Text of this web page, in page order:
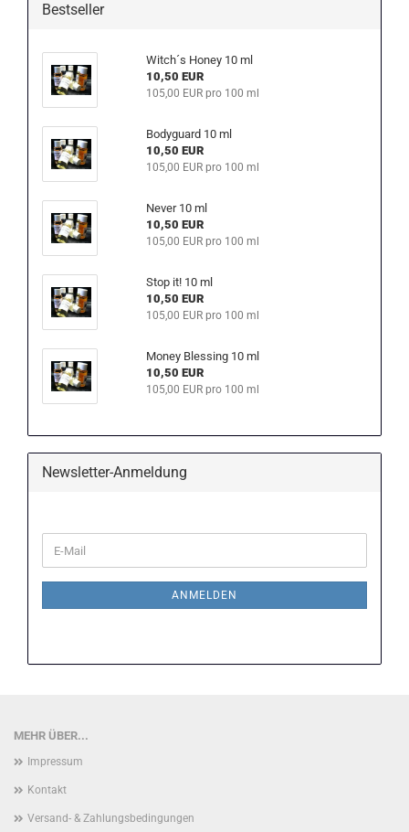
Bestseller
Witch´s Honey 10 ml
10,50 EUR
105,00 EUR pro 100 ml
Bodyguard 10 ml
10,50 EUR
105,00 EUR pro 100 ml
Never 10 ml
10,50 EUR
105,00 EUR pro 100 ml
Stop it! 10 ml
10,50 EUR
105,00 EUR pro 100 ml
Money Blessing 10 ml
10,50 EUR
105,00 EUR pro 100 ml
Newsletter-Anmeldung
ZUR
E-
Mail
ANMELDEN
MEHR ÜBER...
Impressum
Kontakt
Versand- & Zahlungsbedingungen